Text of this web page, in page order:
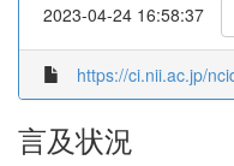
2023-04-24 16:58:37
https://ci.nii.ac.jp/
言及状況